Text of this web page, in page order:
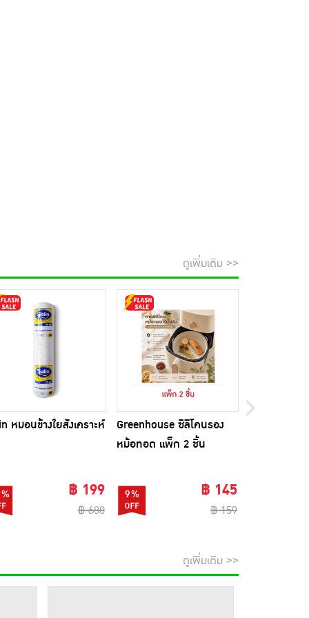
ดูเพิ่มเติม >>
หมอนข้างใยสังเคราะห์
฿ 199
฿ 680
Greenhouse ซิลิโคนรอง
หม้อทอด แพ็ก 2 ชิ้น
9% ฿ 145
฿ 159
ดูเพิ่มเติม >>